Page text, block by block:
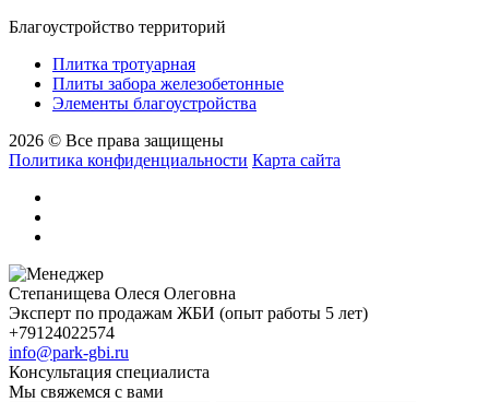
Благоустройство территорий
Плитка тротуарная
Плиты забора железобетонные
Элементы благоустройства
2026 © Все права защищены
Политика конфиденциальности Карта сайта
Степанищева Олеся Олеговна
Эксперт по продажам ЖБИ (опыт работы 5 лет)
+79124022574
info@park-gbi.ru
Консультация специалиста
Мы свяжемся с вами